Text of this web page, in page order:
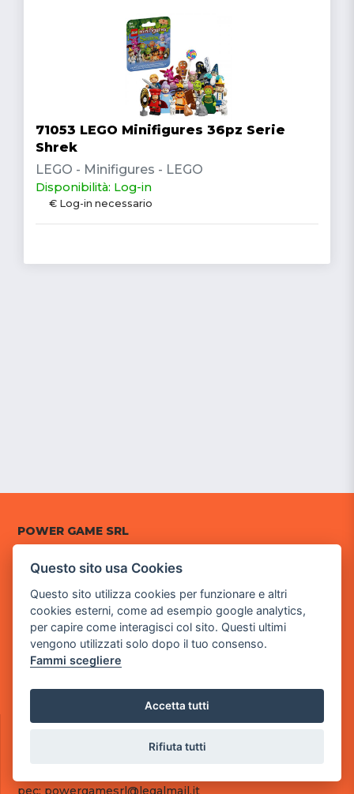
71053 LEGO Minifigures 36pz Serie
Shrek
LEGO - Minifigures - LEGO
Disponibilità: Log-in
€ Log-in necessario
POWER GAME SRL
Sede Legale
- 25014 Castenedolo, Brescia
Sede Operativa
via Industriale, 2 - 25082 Botticino, BS
Cod. SDI: RMRCWXR
CONTATTI
e-mail: info@powergame.it
pec: powergamesrl@legalmail.it
Questo sito usa Cookies
Questo sito utilizza cookies per funzionare e altri
cookies esterni, come ad esempio google analytics,
per capire come interagisci col sito. Questi ultimi
vengono utilizzati solo dopo il tuo consenso.
Fammi scegliere
Accetta tutti
Rifiuta tutti